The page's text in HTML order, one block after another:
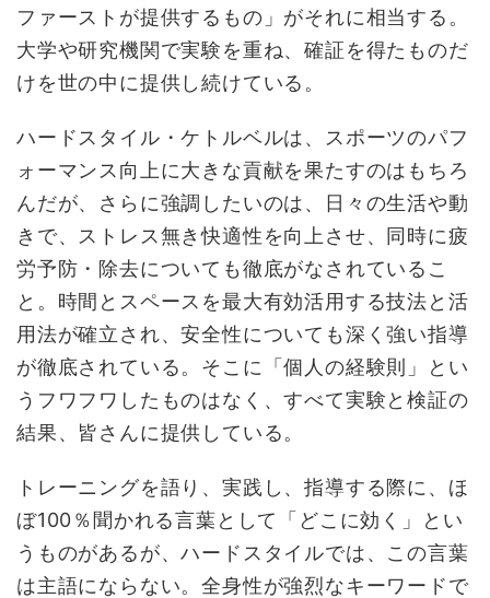
ファーストが提供するもの」がそれに相当する。
大学や研究機関で実験を重ね、確証を得たものだ
けを世の中に提供し続けている。
ハードスタイル・ケトルベルは、スポーツのパフ
ォーマンス向上に大きな貢献を果たすのはもちろ
んだが、さらに強調したいのは、日々の生活や動
きで、ストレス無き快適性を向上させ、同時に疲
労予防・除去についても徹底がなされているこ
と。時間とスペースを最大有効活用する技法と活
用法が確立され、安全性についても深く強い指導
が徹底されている。そこに「個人の経験則」とい
うフワフワしたものはなく、すべて実験と検証の
結果、皆さんに提供している。
トレーニングを語り、実践し、指導する際に、ほ
ぼ100％聞かれる言葉として「どこに効く」とい
うものがあるが、ハードスタイルでは、この言葉
は主語にならない。全身性が強烈なキーワードで